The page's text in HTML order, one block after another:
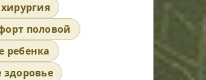
половой
ребенка
здоровье